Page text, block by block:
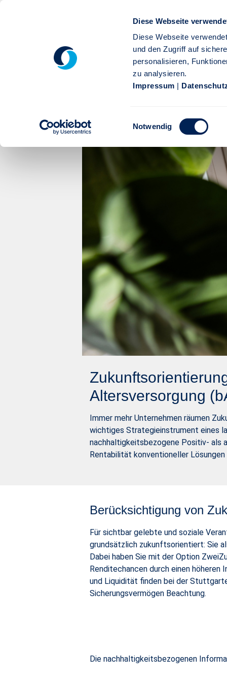
Diese Webseite
Diese Webseite
und den Zugriff auf
personalisieren,
zu analysieren.
Impressum |
Einwilligungsauswahl
Notwendig
Firmenkunden Service
Firmen ZweiZukünfte |
Altersversorgung
Immer mehr Unternehmen räumen
wichtiges Strategieinstrument eines
nachhaltigkeitsbezogene Positiv- als
Rentabilität konventioneller
Berücksichtigung von
Für sichtbar gelebte und soziale
grundsätzlich zukunftsorientiert: Sie
Dabei haben Sie mit der Option
Renditechancen durch einen
und Liquidität finden bei der
Sicherungsvermögen Beachtung.
Die nachhaltigkeitsbezogenen